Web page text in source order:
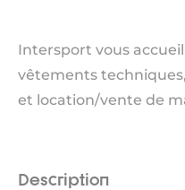
Intersport vous
vêtements
et location/vente de
Description